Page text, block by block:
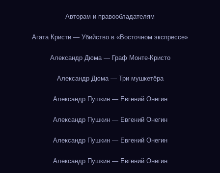
Авторам и правообладателям
Агата Кристи — Убийство в «Восточном экспрессе»
Александр Дюма — Граф Монте-Кристо
Александр Дюма — Три мушкетёра
Александр Пушкин — Евгений Онегин
Александр Пушкин — Евгений Онегин
Александр Пушкин — Евгений Онегин
Александр Пушкин — Евгений Онегин